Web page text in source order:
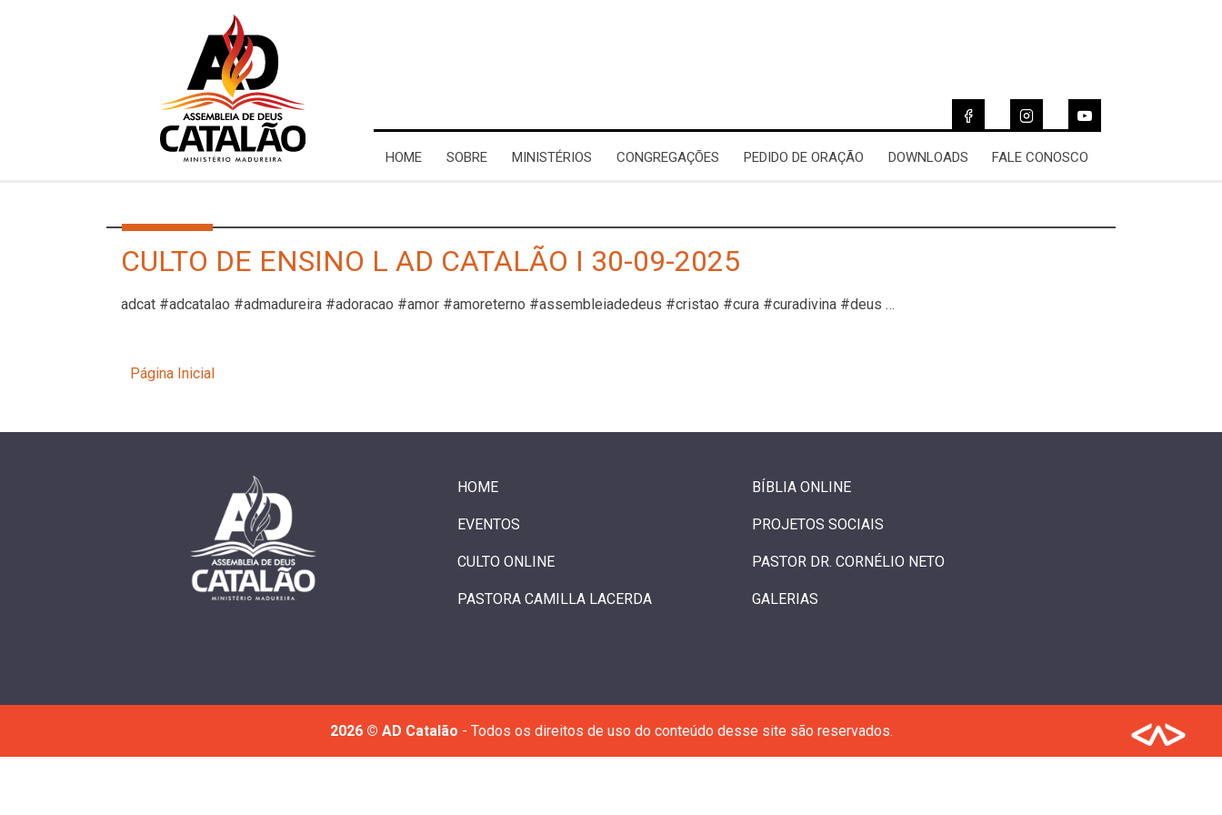
HOME SOBRE MINISTÉRIOS CONGREGAÇÕES PEDIDO DE ORAÇÃO DOWNLOADS FALE CONOSCO
CULTO DE ENSINO L AD CATALÃO I 30-09-2025
adcat #adcatalao #admadureira #adoracao #amor #amoreterno #assembleiadedeus #cristao #cura #curadivina #deus …
Página Inicial
HOME BÍBLIA ONLINE
EVENTOS PROJETOS SOCIAIS
CULTO ONLINE PASTOR DR. CORNÉLIO NETO
PASTORA CAMILLA LACERDA GALERIAS
2026 © AD Catalão - Todos os direitos de uso do conteúdo desse site são reservados.